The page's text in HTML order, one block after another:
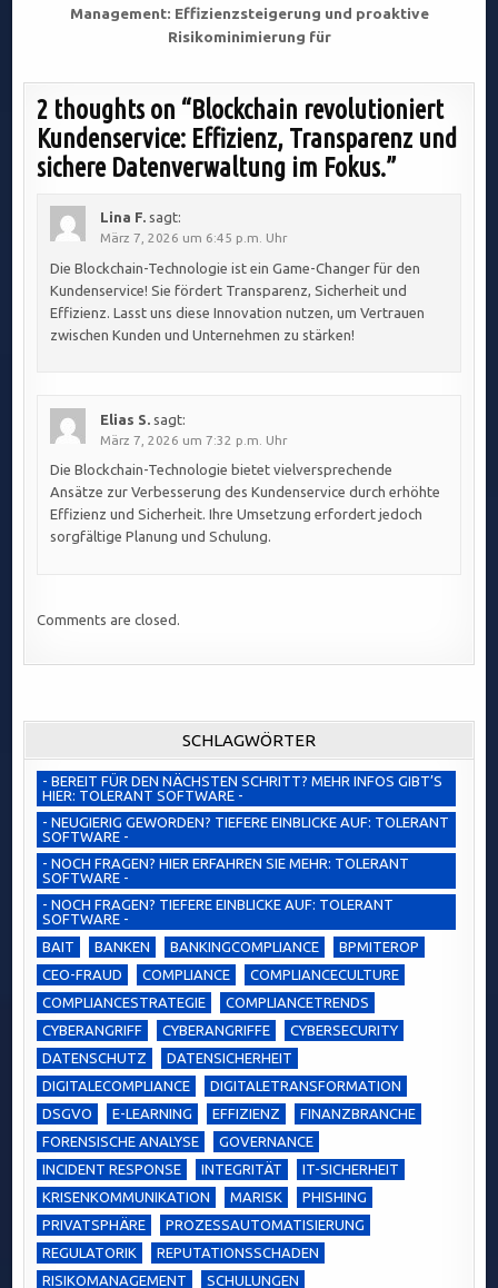
Management: Effizienzsteigerung und proaktive
Risikominimierung für
2 thoughts on “Blockchain revolutioniert
Kundenservice: Effizienz, Transparenz und
sichere Datenverwaltung im Fokus.”
Lina F. sagt:
März 7, 2026 um 6:45 p.m. Uhr
Die Blockchain-Technologie ist ein Game-Changer für den
Kundenservice! Sie fördert Transparenz, Sicherheit und
Effizienz. Lasst uns diese Innovation nutzen, um Vertrauen
zwischen Kunden und Unternehmen zu stärken!
Elias S. sagt:
März 7, 2026 um 7:32 p.m. Uhr
Die Blockchain-Technologie bietet vielversprechende
Ansätze zur Verbesserung des Kundenservice durch erhöhte
Effizienz und Sicherheit. Ihre Umsetzung erfordert jedoch
sorgfältige Planung und Schulung.
Comments are closed.
SCHLAGWÖRTER
- BEREIT FÜR DEN NÄCHSTEN SCHRITT? MEHR INFOS GIBT’S
HIER: TOLERANT SOFTWARE -
- NEUGIERIG GEWORDEN? TIEFERE EINBLICKE AUF: TOLERANT
SOFTWARE -
- NOCH FRAGEN? HIER ERFAHREN SIE MEHR: TOLERANT
SOFTWARE -
- NOCH FRAGEN? TIEFERE EINBLICKE AUF: TOLERANT
SOFTWARE -
BAIT
BANKEN BANKINGCOMPLIANCE
BPMITEROP
CEO-FRAUD
COMPLIANCE
COMPLIANCECULTURE
COMPLIANCESTRATEGIE
COMPLIANCETRENDS
CYBERANGRIFF
CYBERANGRIFFE
CYBERSECURITY
DATENSCHUTZ
DATENSICHERHEIT
DIGITALECOMPLIANCE
DIGITALETRANSFORMATION
DSGVO
E-LEARNING EFFIZIENZ
FINANZBRANCHE
FORENSISCHE ANALYSE
GOVERNANCE
INCIDENT RESPONSE
INTEGRITÄT
IT-SICHERHEIT
KRISENKOMMUNIKATION
MARISK
PHISHING
PRIVATSPHÄRE
PROZESSAUTOMATISIERUNG
REGULATORIK
REPUTATIONSSCHADEN
RISIKOMANAGEMENT
SCHULUNGEN